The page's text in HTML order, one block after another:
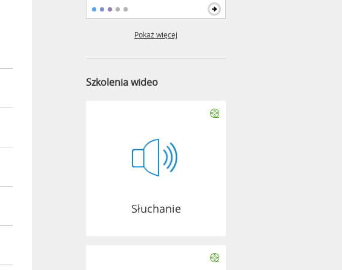
Pokaż więcej
Szkolenia wideo
Słuchanie